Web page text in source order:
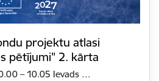
projektu atlasi
pētījumi" 2. kārta
– 10.05 Ievads …